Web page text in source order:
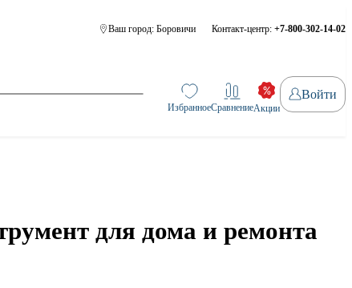
Ваш город: Боровичи Контакт-центр: +7-800-302-14-02
ИзбранноеСравнениеАкции
Войти
для дома и ремонта